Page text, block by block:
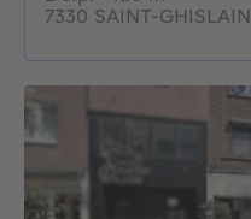
7330 SAINT-GHISLAIN